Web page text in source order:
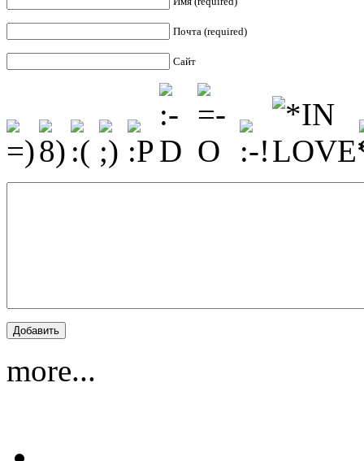
Почта (required)
Сайт
more...